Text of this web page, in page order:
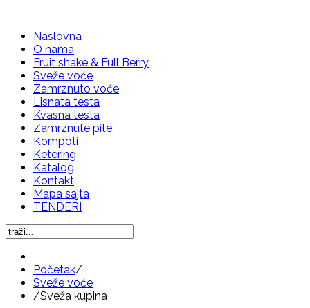
Naslovna
O nama
Fruit shake & Full Berry
Sveže voće
Zamrznuto voće
Lisnata testa
Kvasna testa
Zamrznute pite
Kompoti
Ketering
Katalog
Kontakt
Mapa sajta
TENDERI
Početak/
Sveže voće
/Sveža kupina